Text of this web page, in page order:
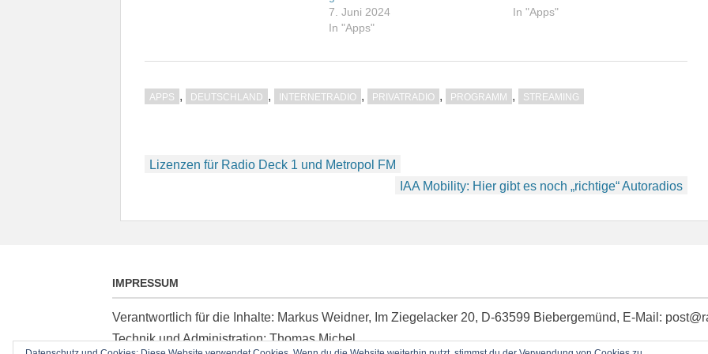
7. Juni 2024
In "Apps"
In "Apps"
APPS , DEUTSCHLAND , INTERNETRADIO , PRIVATRADIO , PROGRAMM , STREAMING
Beitragsnavigation
Lizenzen für Radio Deck 1 und Metropol FM
IAA Mobility: Hier gibt es noch „richtige“ Autoradios
IMPRESSUM
Verantwortlich für die Inhalte: Markus Weidner, Im Ziegelacker 20, D-63599 Biebergemünd, E-Mail:
Technik und Administration: Thomas Michel